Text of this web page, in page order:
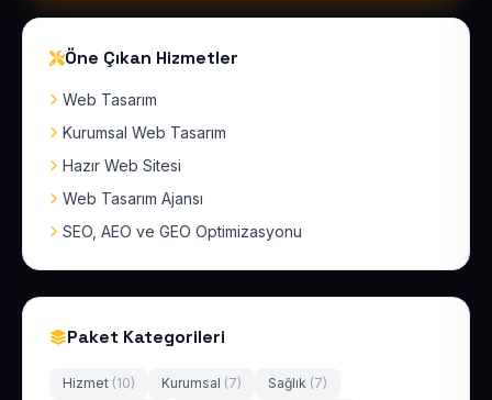
Öne Çıkan Hizmetler
Web Tasarım
Kurumsal Web Tasarım
Hazır Web Sitesi
Web Tasarım Ajansı
SEO, AEO ve GEO Optimizasyonu
Paket Kategorileri
Hizmet (10) Kurumsal (7) Sağlık (7)